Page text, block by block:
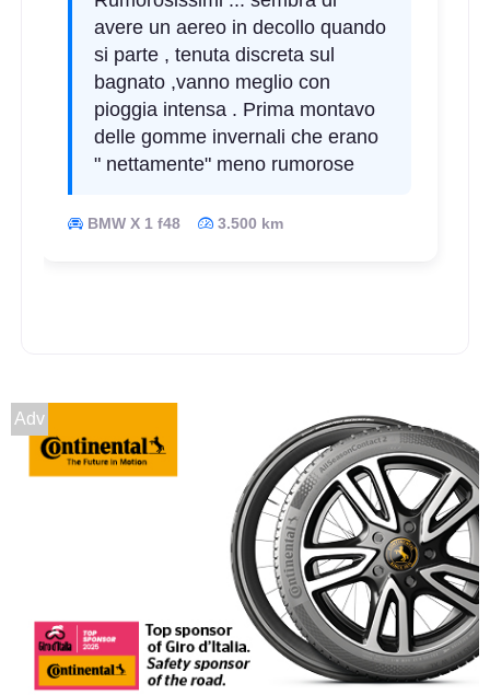
71db
C C 72db
avere un aereo in decollo quando
si parte , tenuta discreta sul
bagnato ,vanno meglio con
pioggia intensa . Prima montavo
delle gomme invernali che erano
" nettamente" meno rumorose
BMW X 1 f48 3.500 km
Adv